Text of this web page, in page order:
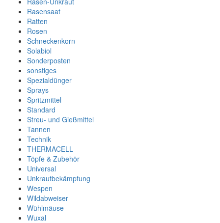
Rasensaat
Ratten
Rosen
Schneckenkorn
Solabiol
Sonderposten
sonstiges
Spezialdünger
Sprays
Spritzmittel
Standard
Streu- und Gießmittel
Tannen
Technik
THERMACELL
Töpfe & Zubehör
Universal
Unkrautbekämpfung
Wespen
Wildabweiser
Wühlmäuse
Wuxal